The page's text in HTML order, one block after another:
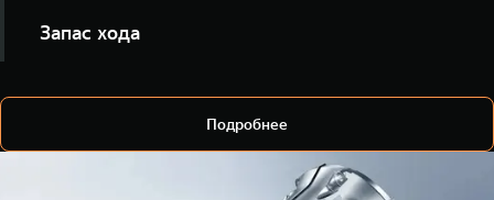
удалённо, не открывая приложение.
Запас хода
дальность поездки.
Подробнее